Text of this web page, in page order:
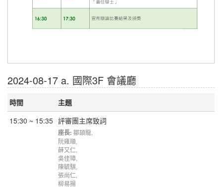
2024-08-17 a. 國際3F 會議廳
時間
主題
15:30 ~ 15:35 評審團主席致詞
座長: 鄒頡龍,
阮雍順,
薛又仁,
吳佳璋,
陳毓騏,
張尚仁,
柳易揚